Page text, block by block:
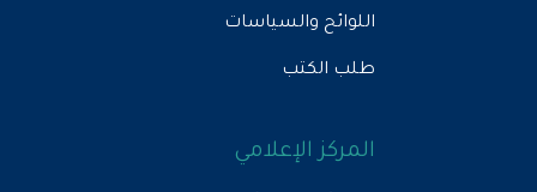
اللوائح والسياسات
طلب الكتب
المركز الإعلامي